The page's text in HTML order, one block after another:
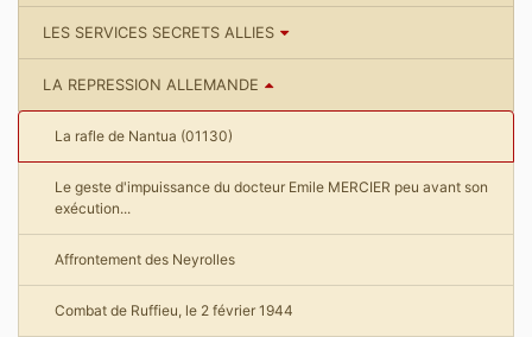
LES SERVICES SECRETS ALLIES
LA REPRESSION ALLEMANDE
La rafle de Nantua (01130)
Le geste d'impuissance du docteur Emile MERCIER peu avant son
exécution...
Affrontement des Neyrolles
Combat de Ruffieu, le 2 février 1944